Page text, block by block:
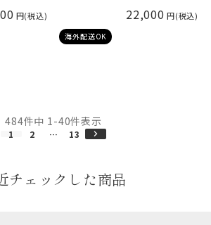
22,000
海外配送OK
484件中 1 -40件表示
1 2 … 13
チェックした商品